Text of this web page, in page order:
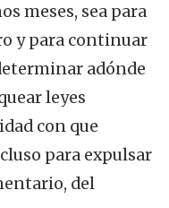
meses, sea para
y para continuar
adónde
leyes
con que
para expulsar
del